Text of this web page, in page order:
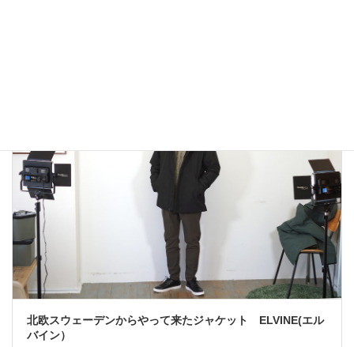
北欧スウェーデンからやって来たジャケット ELVINE(エル
バイン）